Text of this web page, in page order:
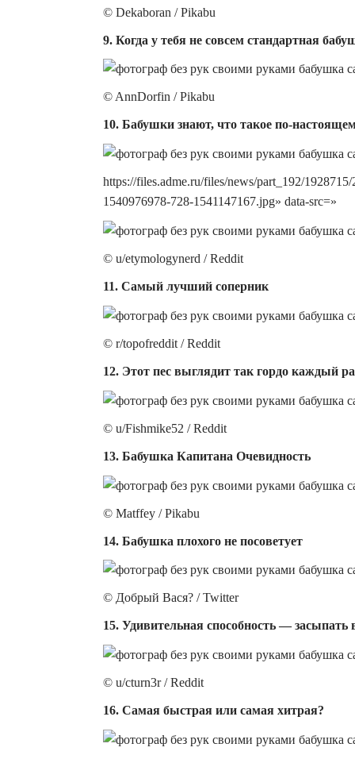
© Dekaboran / Pikabu
9. Когда у тебя не совсем стандартная
© AnnDorfin / Pikabu
10. Бабушки знают, что такое по-
https://files.adme.ru/files/news/part_192/
1540976978-728-1541147167.jpg» data-src=»
© u/etymologynerd / Reddit
11. Самый лучший соперник
© r/topofreddit / Reddit
12. Этот пес выглядит так гордо каждый
© u/Fishmike52 / Reddit
13. Бабушка Капитана Очевидность
© Matffey / Pikabu
14. Бабушка плохого не посоветует
© Добрый Вася? / Twitter
15. Удивительная способность —
© u/cturn3r / Reddit
16. Самая быстрая или самая хитрая?